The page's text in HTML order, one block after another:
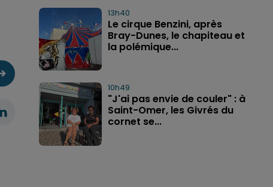
13h40
Le cirque Benzini, après
Bray-Dunes, le chapiteau et
la polémique...
10h49
"J'ai pas envie de couler" : à
Saint-Omer, les Givrés du
cornet se...